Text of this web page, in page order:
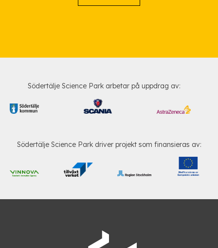
Södertälje Science Park arbetar på uppdrag av:
Södertälje Science Park driver projekt som finansieras av: